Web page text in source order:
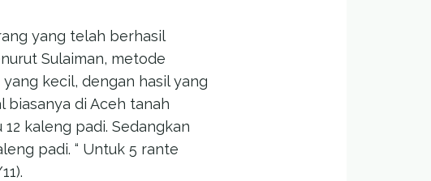
yang telah berhasil
Sulaiman, metode
kecil, dengan hasil yang
biasanya di Aceh tanah
kaleng padi. Sedangkan
padi. “ Untuk 5 rante